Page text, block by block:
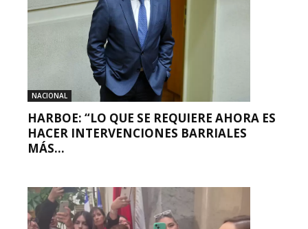
NACIONAL
HARBOE: “LO QUE SE REQUIERE AHORA ES
HACER INTERVENCIONES BARRIALES
MÁS...